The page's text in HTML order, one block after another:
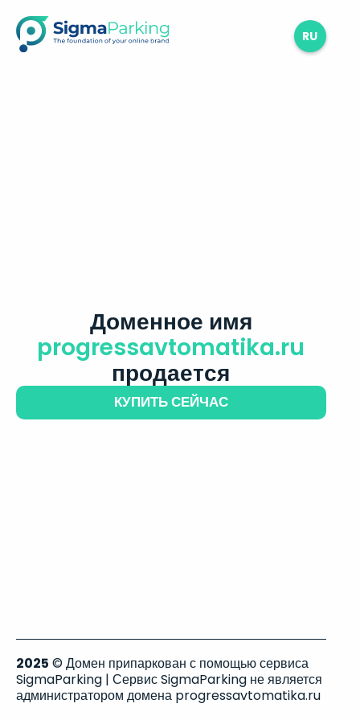
RU
Доменное имя
progressavtomatika.ru
продается
КУПИТЬ СЕЙЧАС
2025 © Домен припаркован с помощью сервиса
SigmaParking | Сервис SigmaParking не является
администратором домена progressavtomatika.ru